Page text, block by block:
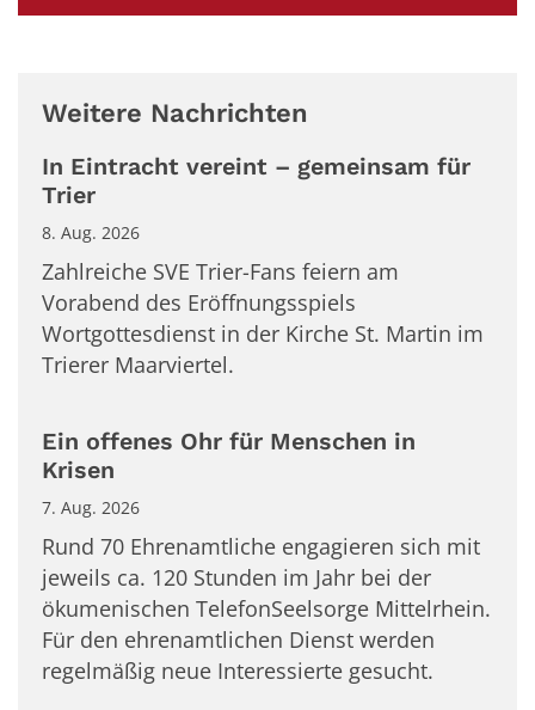
Weitere Nachrichten
In Eintracht vereint – gemeinsam für
Trier
8. Aug. 2026
Zahlreiche SVE Trier-Fans feiern am
Vorabend des Eröffnungsspiels
Wortgottesdienst in der Kirche St. Martin im
Trierer Maarviertel.
Ein offenes Ohr für Menschen in
Krisen
7. Aug. 2026
Rund 70 Ehrenamtliche engagieren sich mit
jeweils ca. 120 Stunden im Jahr bei der
ökumenischen TelefonSeelsorge Mittelrhein.
Für den ehrenamtlichen Dienst werden
regelmäßig neue Interessierte gesucht.